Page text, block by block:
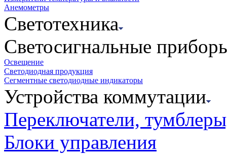
Анемометры
Светотехника
Светосигнальные
Освещение
Светодиодная продукция
Сегментные светодиодные индикаторы
Устройства коммутации
Переключатели,
Блоки управления